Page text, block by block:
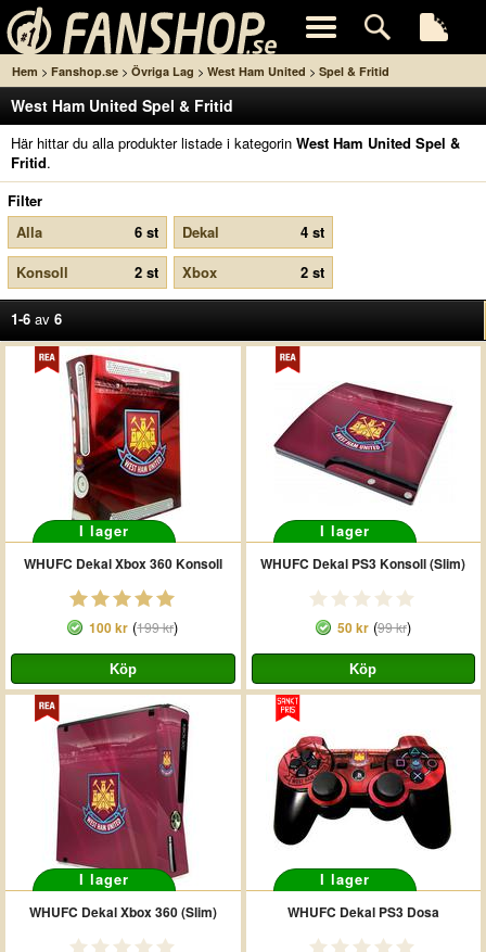
Hem > Fanshop.se > Övriga Lag > West Ham United > Spel & Fritid
West Ham United Spel & Fritid
Här hittar du alla produkter listade i kategorin West Ham United Spel &
Fritid.
Filter
Alla
6 st Dekal
4 st
Konsoll
2 st Xbox 2 st
1-6 av 6
I lager
WHUFC Dekal Xbox 360 Konsoll
100 kr (199 kr)
I lager
WHUFC Dekal PS3 Konsoll (Slim)
50 kr(99 kr)
I lager
WHUFC Dekal Xbox 360 (Slim)
I lager
WHUFC Dekal PS3 Dosa